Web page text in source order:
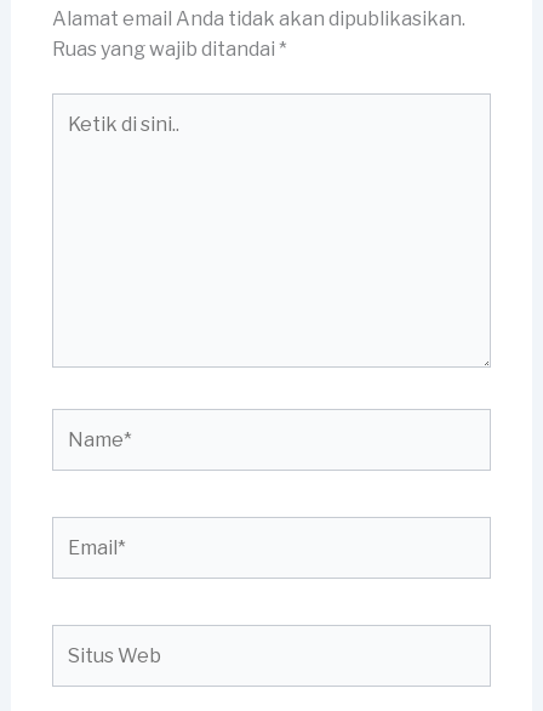
Alamat email Anda tidak akan dipublikasikan.
Ruas yang wajib ditandai *
Web